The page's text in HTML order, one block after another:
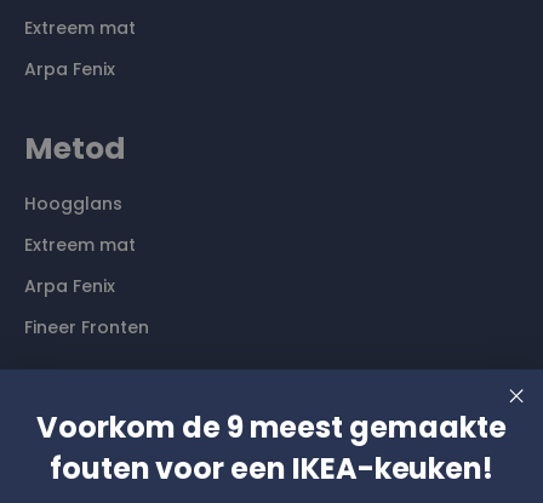
Extreem mat
Arpa Fenix
Metod
Hoogglans
Extreem mat
Arpa Fenix
Fineer Fronten
Contact
Langs komen? Graag even een afspraak maken. Dan
Voorkom de 9 meest gemaakte
fouten voor een IKEA-keuken!